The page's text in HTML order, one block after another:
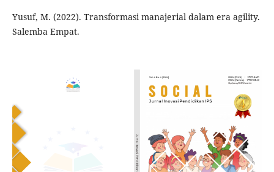
Yusuf, M. (2022). Transformasi manajerial dalam era agility.
Salemba Empat.